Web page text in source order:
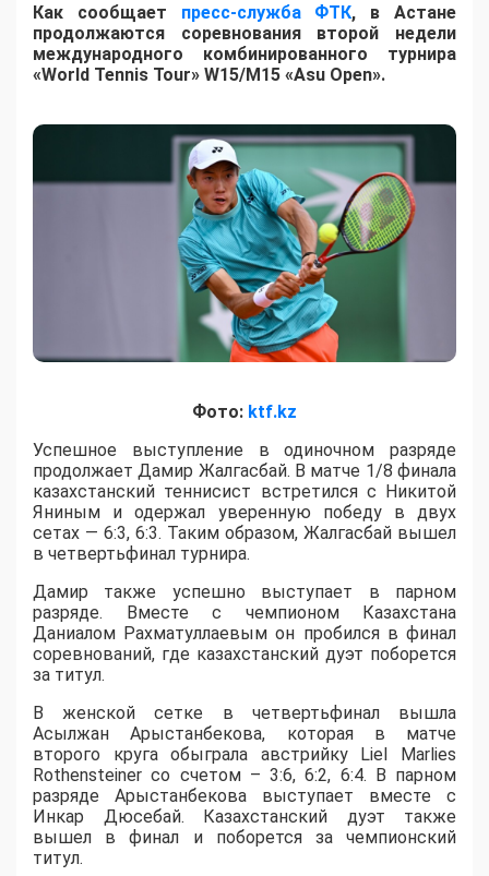
Как сообщает пресс-служба ФТК, в Астане
продолжаются соревнования второй недели
международного комбинированного турнира
«World Tennis Tour» W15/M15 «Asu Open».
Фото: ktf.kz
Успешное выступление в одиночном разряде
продолжает Дамир Жалгасбай. В матче 1/8 финала
казахстанский теннисист встретился с Никитой
Яниным и одержал уверенную победу в двух
сетах — 6:3, 6:3. Таким образом, Жалгасбай вышел
в четвертьфинал турнира.
Дамир также успешно выступает в парном
разряде. Вместе с чемпионом Казахстана
Даниалом Рахматуллаевым он пробился в финал
соревнований, где казахстанский дуэт поборется
за титул.
В женской сетке в четвертьфинал вышла
Асылжан Арыстанбекова, которая в матче
второго круга обыграла австрийку Liel Marlies
Rothensteiner со счетом – 3:6, 6:2, 6:4. В парном
разряде Арыстанбекова выступает вместе с
Инкар Дюсебай. Казахстанский дуэт также
вышел в финал и поборется за чемпионский
титул.